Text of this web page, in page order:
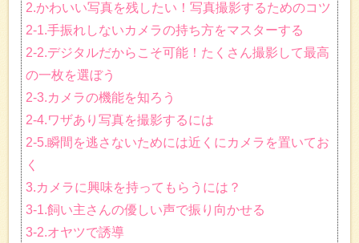
2.かわいい写真を残したい！写真撮影するためのコツ
2-1.手振れしないカメラの持ち方をマスターする
2-2.デジタルだからこそ可能！たくさん撮影して最高
の一枚を選ぼう
2-3.カメラの機能を知ろう
2-4.ワザあり写真を撮影するには
2-5.瞬間を逃さないためには近くにカメラを置いてお
く
3.カメラに興味を持ってもらうには？
3-1.飼い主さんの優しい声で振り向かせる
3-2.オヤツで誘導